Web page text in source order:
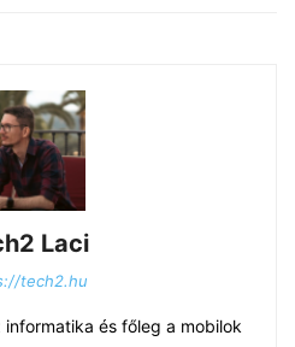
Laci
tech2.hu
és főleg a mobilok